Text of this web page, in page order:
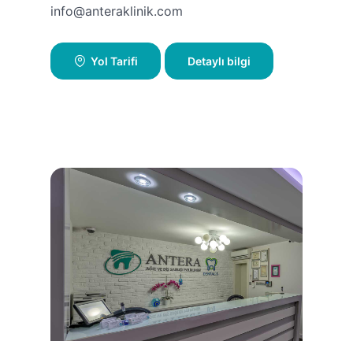
info@anteraklinik.com
Yol Tarifi Detaylı bilgi